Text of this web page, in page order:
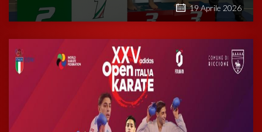
19Aprile 2026